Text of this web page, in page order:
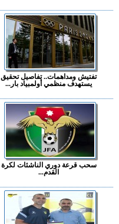
تفتيش ومداهمات.. تفاصيل تحقيق
يستهدف منظمي أولمبياد بار...
سحب قرعة دوري الناشئات لكرة
القدم...